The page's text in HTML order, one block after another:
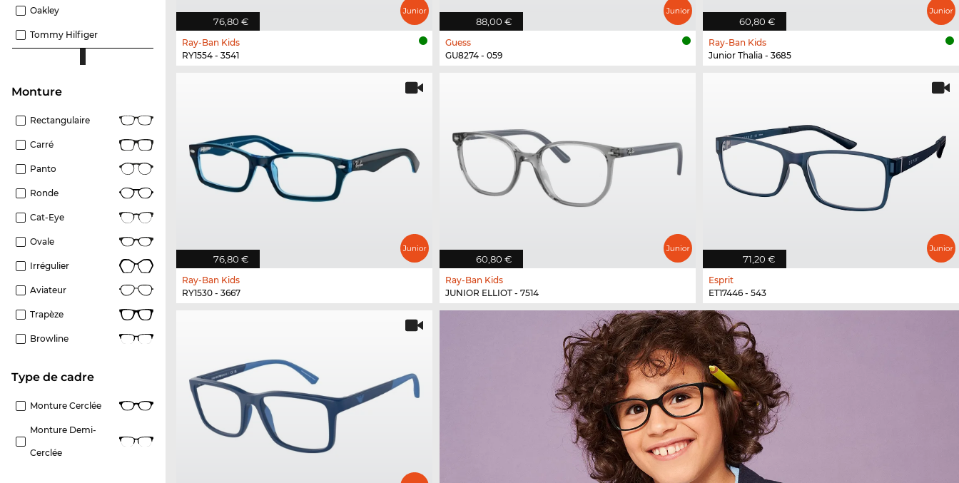
Oakley
Tommy Hilfiger
Monture
Rectangulaire
Carré
Panto
Ronde
Cat-Eye
Ovale
Irrégulier
Aviateur
Trapèze
Browline
Type de cadre
Monture Cerclée
Monture Demi-
Cerclée
76,80 €
Ray-Ban Kids
RY1554 - 3541
88,00 €
Guess
GU8274 - 059
60,80 €
Ray-Ban Kids
Junior Thalia - 3685
76,80 €
Ray-Ban Kids
RY1530 - 3667
60,80 €
Ray-Ban Kids
JUNIOR ELLIOT - 7514
71,20 €
Esprit
ET17446 - 543